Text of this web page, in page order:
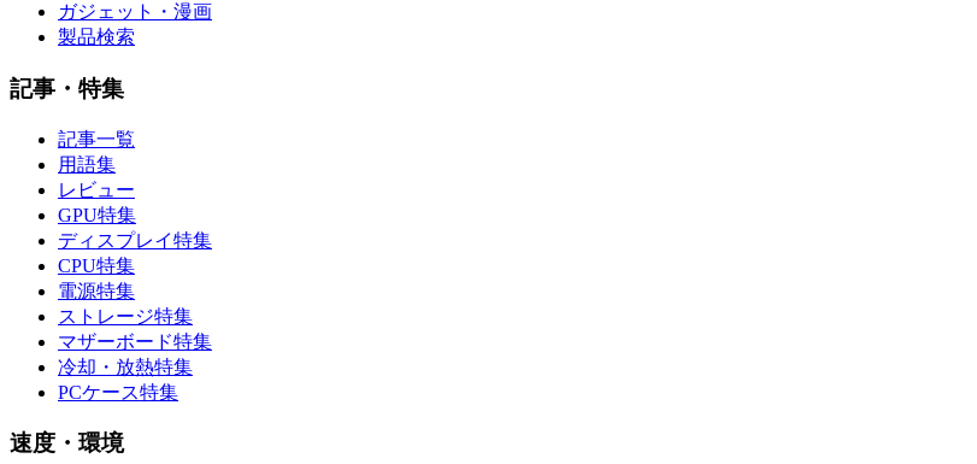
ガジェット・漫画
製品検索
記事・特集
記事一覧
用語集
レビュー
GPU特集
ディスプレイ特集
CPU特集
電源特集
ストレージ特集
マザーボード特集
冷却・放熱特集
PCケース特集
速度・環境